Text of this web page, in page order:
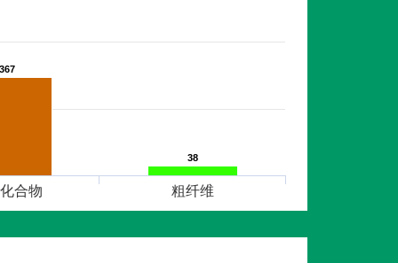
367
367
38
38
合物 粗纤维